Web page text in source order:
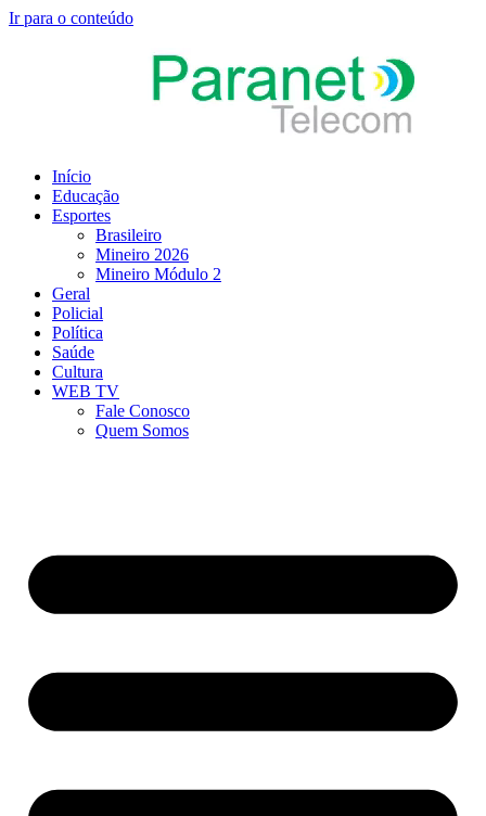
Ir para o conteúdo
Início
Educação
Esportes
Brasileiro
Mineiro 2026
Mineiro Módulo 2
Geral
Policial
Política
Saúde
Cultura
WEB TV
Fale Conosco
Quem Somos